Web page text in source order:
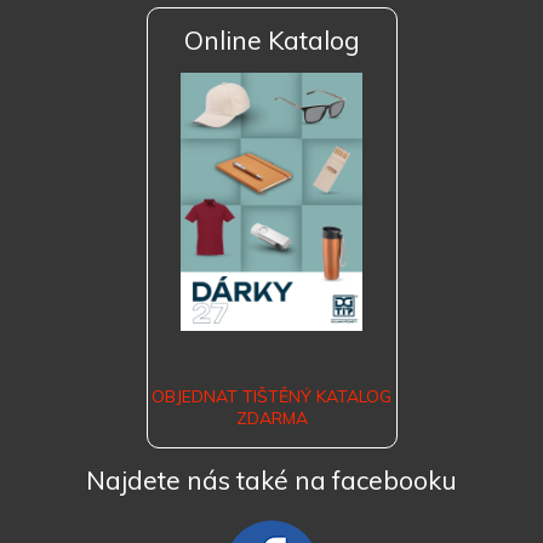
Online Katalog
OBJEDNAT TIŠTĚNÝ KATALOG
ZDARMA
Najdete nás také na facebooku